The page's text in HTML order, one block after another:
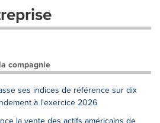
compagnie
ses indices de référence sur dix
à l'exercice 2026